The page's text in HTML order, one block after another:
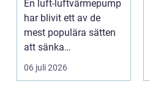
kustklimat
En luft-luftvärmepump
har blivit ett av de
mest populära sätten
att sänka
uppvärmningskostnad
er och ...
06 juli 2026